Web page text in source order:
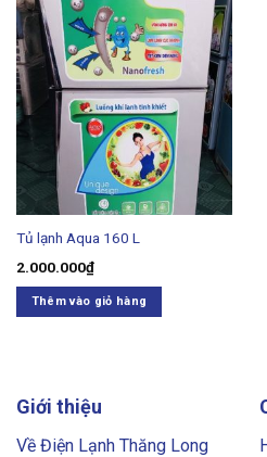
Tủ lạnh Aqua 160 L
2.000.000₫
Thêm vào giỏ hàng
Giới thiệu
Về Điện Lạnh Thăng Long